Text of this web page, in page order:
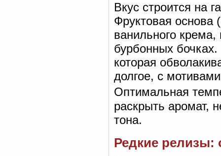
Вкус строится на
Фруктовая основа
ванильного
бурбонных
которая
долгое, с
Оптимальная
раскрыть аромат,
тона.
Редкие релизы: